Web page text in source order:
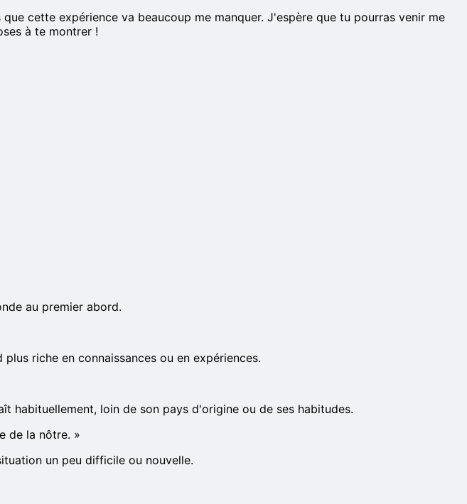
cette expérience va beaucoup me manquer. J'espère que tu pourras venir me
à te montrer !
au premier abord.
riche en connaissances ou en expériences.
habituellement, loin de son pays d'origine ou de ses habitudes.
de la nôtre. »
un peu difficile ou nouvelle.